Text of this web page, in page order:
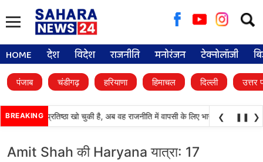
for:
HOME देश विदेश राजनीति मनोरंजन टेक्नोलॉजी
पंजाब चंडीगढ़ हरियाणा हिमाचल दिल्ली उत्तर
BREAKING
दल) अपनी प्रतिष्ठा खो चुकी है, अब वह राजनीति में वापसी के लिए भाजपा से समझौता
❮ ❚❚ ❯
Amit Shah की Haryana यात्रा: 17